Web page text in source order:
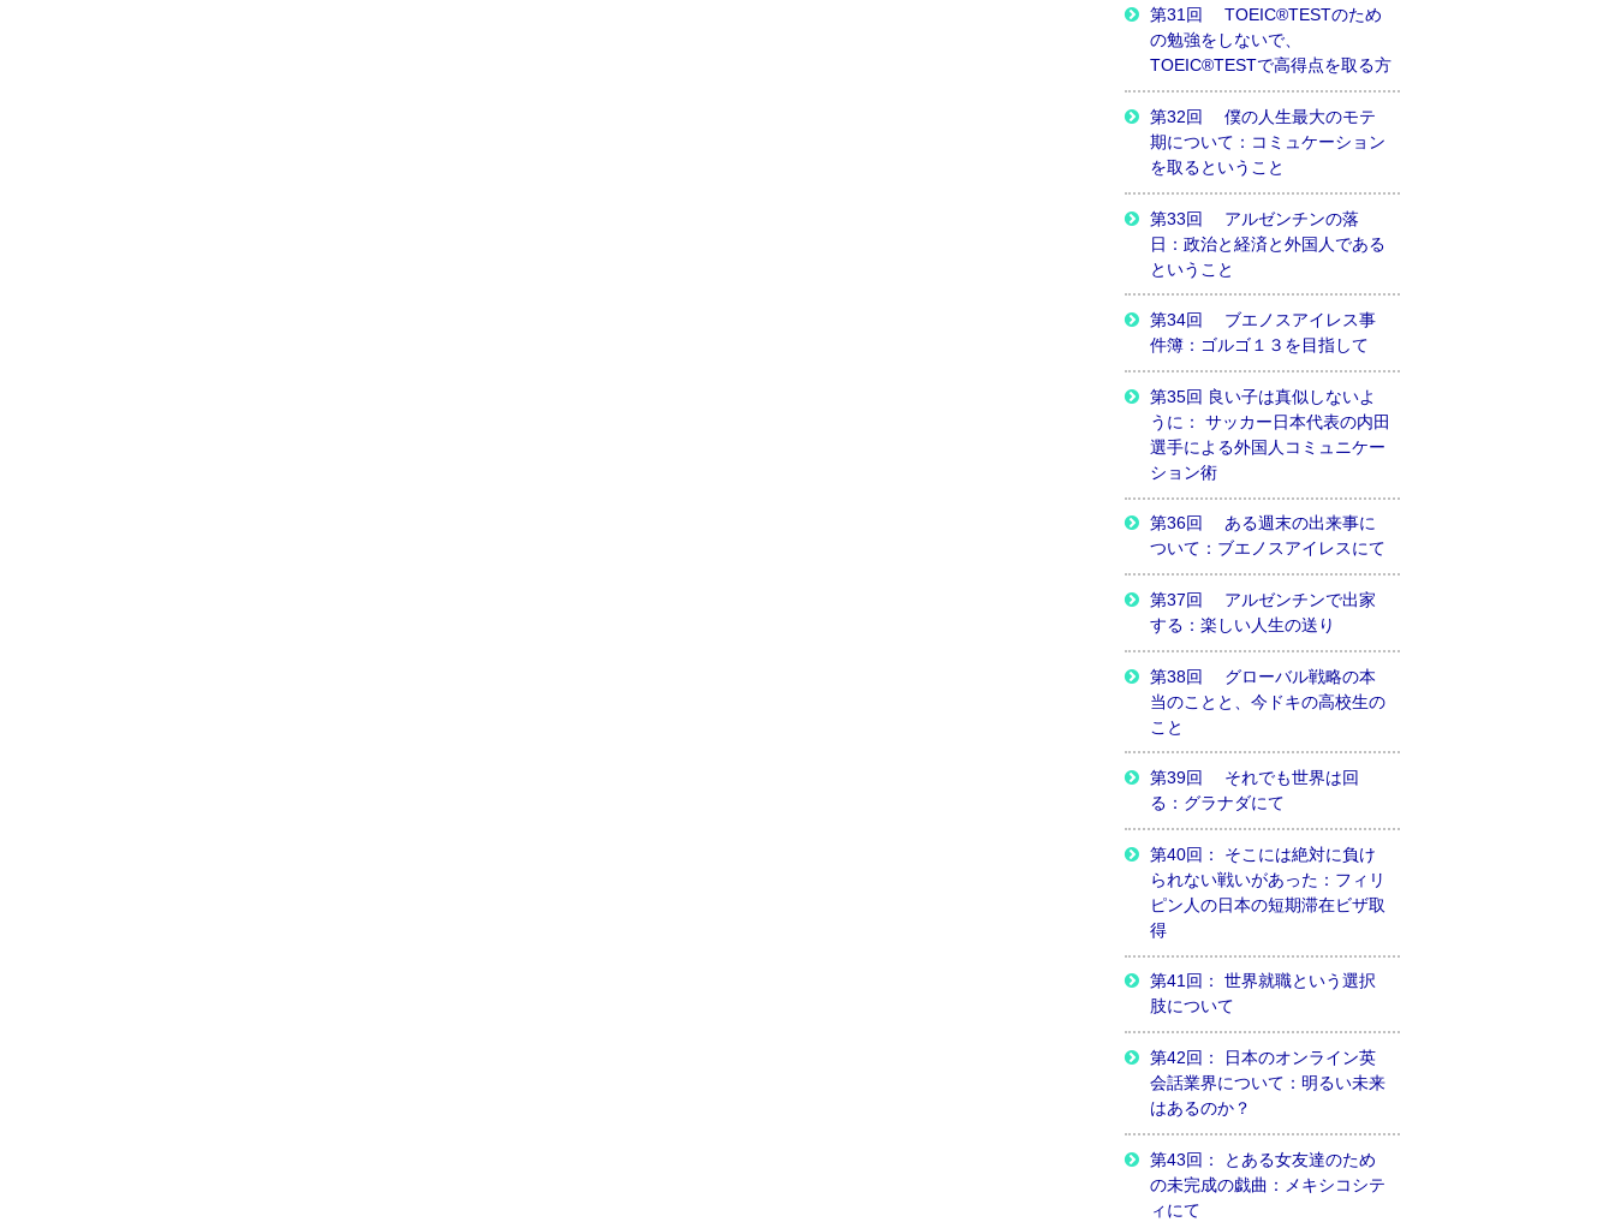
第31回 TOEIC®TESTのため
の勉強をしないで、
TOEIC®TESTで高得点を取る方
第32回 僕の人生最大のモテ
期について：コミュケーション
を取るということ
第33回 アルゼンチンの落
日：政治と経済と外国人である
ということ
第34回 ブエノスアイレス事
件簿：ゴルゴ１３を目指して
第35回 良い子は真似しないよ
うに： サッカー日本代表の内田
選手による外国人コミュニケー
ション術
第36回 ある週末の出来事に
ついて：ブエノスアイレスにて
第37回 アルゼンチンで出家
する：楽しい人生の送り
第38回 グローバル戦略の本
当のことと、今ドキの高校生の
こと
第39回 それでも世界は回
る：グラナダにて
第40回： そこには絶対に負け
られない戦いがあった：フィリ
ピン人の日本の短期滞在ビザ取
得
第41回： 世界就職という選択
肢について
第42回： 日本のオンライン英
会話業界について：明るい未来
はあるのか？
第43回： とある女友達のため
の未完成の戯曲：メキシコシテ
ィにて